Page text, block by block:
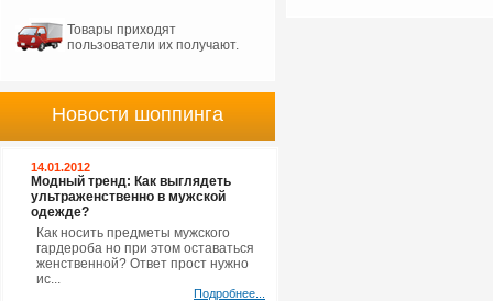
Товары приходят
пользователи их получают.
Новости шоппинга
14.01.2012
Модный тренд: Как выглядеть
ультраженственно в мужской
одежде?
Как носить предметы мужского
гардероба но при этом оставаться
женственной? Ответ прост нужно
ис...
Подробнее...